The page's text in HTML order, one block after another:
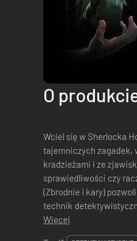
O
Wciel się w Sherlocka
tajemniczych zagadek,
kradzieżami i ze zjawiskami z
sprawiedliwości czy raczej ścisłe
(Zbrodnie i kary)
technik
Więcej